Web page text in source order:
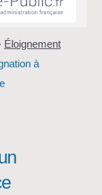
Éloignement
à